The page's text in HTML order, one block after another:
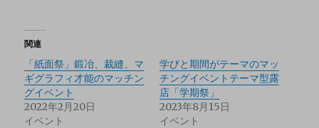
関連
「紙面祭」鍛冶、裁縫、マ
ギグラフィ才能のマッチン
グイベント
2022年2月20日
イベント
学びと期間がテーマのマッ
チングイベントテーマ型露
店「学期祭」
2023年8月15日
イベント